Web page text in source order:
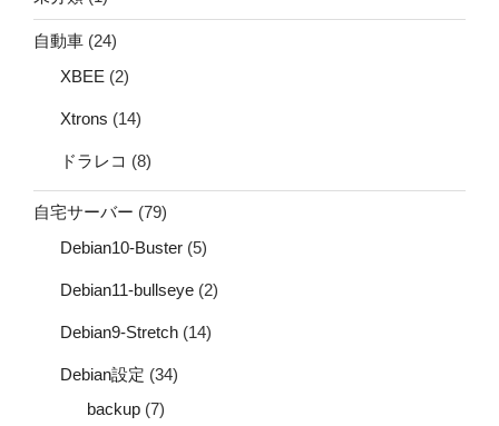
自動車 (24)
XBEE (2)
Xtrons (14)
ドラレコ (8)
自宅サーバー (79)
Debian10-Buster (5)
Debian11-bullseye (2)
Debian9-Stretch (14)
Debian設定 (34)
backup (7)